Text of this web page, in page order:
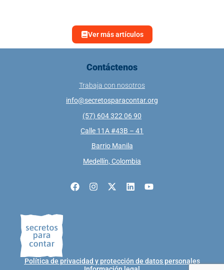
Ver más artículos
Política de privacidad y protección de datos personales
Contáctenos
Trabaja con nosotros
info@secretosparacontar.org
(57) 604 322 06 90
Calle 11A #43B – 41
Barrio Manila
Medellín, Colombia